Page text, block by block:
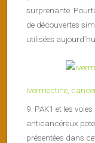
surprenante.
de découvertes
utilisées
Ivermectine,
9. PAK1 et les
anticancéreux
présentées dans